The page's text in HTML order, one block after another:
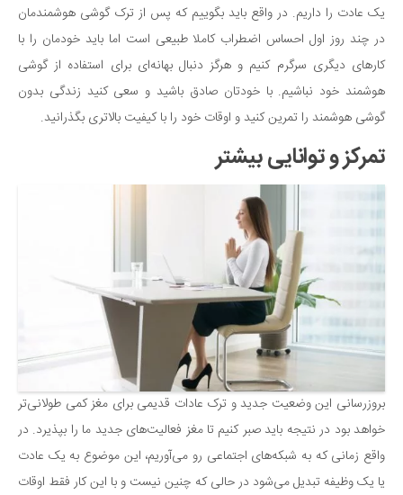
یک عادت را داریم. در واقع باید بگوییم که پس از ترک گوشی هوشمندمان
در چند روز اول احساس اضطراب کاملا طبیعی است اما باید خودمان را با
کارهای دیگری سرگرم کنیم و هرگز دنبال بهانه‌ای برای استفاده از گوشی
هوشمند خود نباشیم. با خودتان صادق باشید و سعی کنید زندگی بدون
گوشی هوشمند را تمرین کنید و اوقات خود را با کیفیت بالاتری بگذرانید.
تمرکز و توانایی بیشتر
بروزرسانی این وضعیت جدید و ترک عادات قدیمی برای مغز کمی طولانی‌تر
خواهد بود در نتیجه باید صبر کنیم تا مغز فعالیت‌های جدید ما را بپذیرد. در
واقع زمانی که به شبکه‌های اجتماعی رو می‌آوریم، این موضوع به یک عادت
یا یک وظیفه تبدیل می‌شود در حالی که چنین نیست و با این کار فقط اوقات